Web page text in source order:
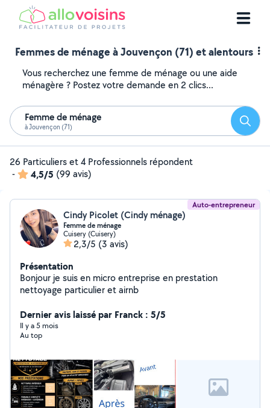
Femmes de ménage à Jouvençon (71) et alentours
Vous recherchez une femme de ménage ou une aide
ménagère ? Postez votre demande en 2 clics...
Femme de ménage
à Jouvençon (71)
26 Particuliers et 4 Professionnels répondent
-
4,5/5 (99 avis)
Auto-entrepreneur
Cindy Picolet (Cindy ménage)
Femme de ménage
Cuisery (Cuisery)
2,3/5 (3 avis)
Présentation
Bonjour je suis en micro entreprise en prestation
nettoyage particulier et airnb
Dernier avis laissé par Franck : 5/5
Il y a 5 mois
Au top